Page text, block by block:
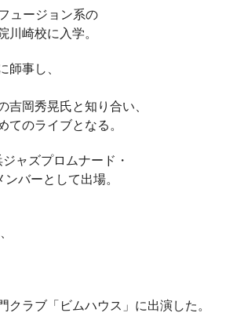
ュージョン系の
崎校に入学。
事し、
岡秀晃氏と知り合い、
のライブとなる。
ャズプロムナード・
バーとして出場。
ラブ「ビムハウス」に出演した。